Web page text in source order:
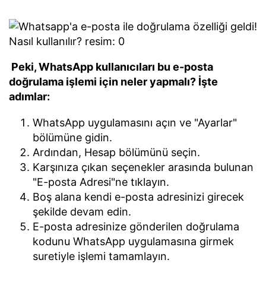
Peki, WhatsApp kullanıcıları bu e-posta
doğrulama işlemi için neler yapmalı? İşte
adımlar:
WhatsApp uygulamasını açın ve "Ayarlar"
bölümüne gidin.
Ardından, Hesap bölümünü seçin.
Karşınıza çıkan seçenekler arasında bulunan
"E-posta Adresi"ne tıklayın.
Boş alana kendi e-posta adresinizi girecek
şekilde devam edin.
E-posta adresinize gönderilen doğrulama
kodunu WhatsApp uygulamasına girmek
suretiyle işlemi tamamlayın.